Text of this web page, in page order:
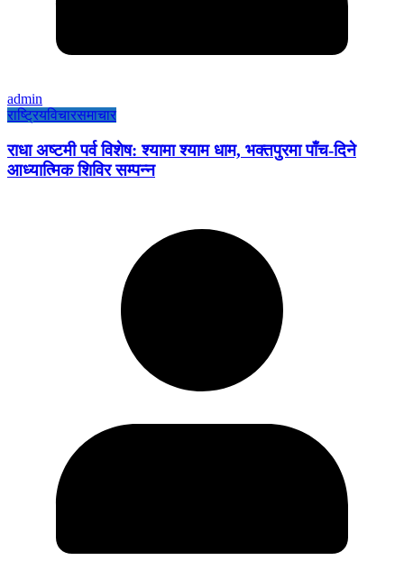
admin
राष्ट्रियविचारसमाचार
राधा अष्टमी पर्व विशेष: श्यामा श्याम धाम, भक्तपुरमा पाँच-दिने
आध्यात्मिक शिविर सम्पन्न